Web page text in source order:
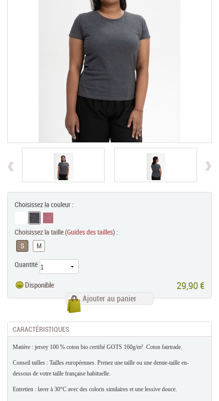
Choisissez la couleur :
Choisissez la taille (Guides des tailles) :
S
M
Quantité
Disponible 29,90 €
Ajouter au panier
CARACTÉRISTIQUES
Matière : jersey 100 % coton bio certifié GOTS 160g/m². Coton fairtrade.
Conseil tailles : Tailles européennes. Prenez une taille ou une demie-taille en-
dessous de votre taille française habituelle.
Entretien : laver à 30°C avec des coloris similaires et une lessive douce.